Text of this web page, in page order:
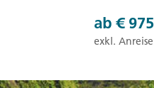
ab € 975
exkl. Anreise